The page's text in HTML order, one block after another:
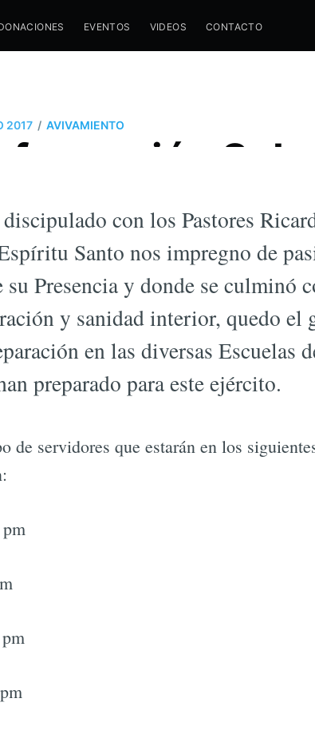
EVENTOS VIDEOS CONTACTO
2017 / AVIVAMIENTO
Formación
con los Pastores
Santo nos impregno de
Presencia y donde se culminó
y sanidad interior, quedo el
en las diversas Escuelas
preparado para este ejército.
de servidores que estarán en los